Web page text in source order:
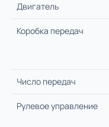
Двигатель
Коробка передач
Число передач
Рулевое управление